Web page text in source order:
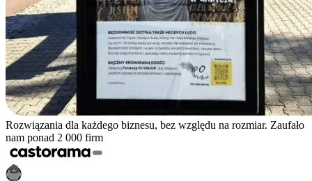
Rozwiązania dla każdego biznesu, bez względu na rozmiar. Zaufało
nam ponad 2 000 firm